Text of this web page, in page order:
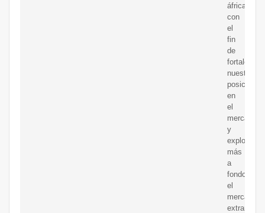
áfrica.
con
el
fin
de
fortalecer
nuestra
posición
en
el
mercado
y
explorar
más
a
fondo
el
mercado
extranjero,